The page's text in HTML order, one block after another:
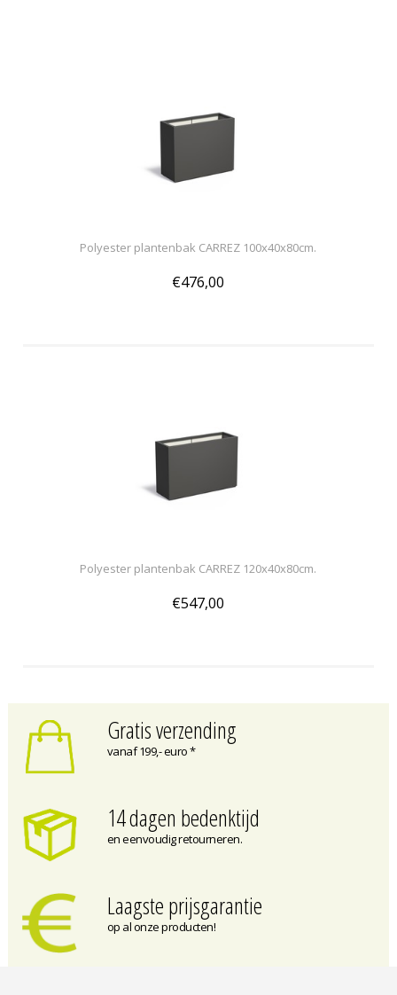
Polyester plantenbak CARREZ 100x40x80cm.
€476,00
Polyester plantenbak CARREZ 120x40x80cm.
€547,00
Gratis verzending
vanaf 199,- euro *
14 dagen bedenktijd
en eenvoudig retourneren.
Laagste prijsgarantie
op al onze producten!